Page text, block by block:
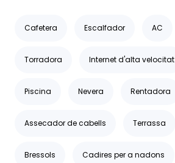
Cafetera Escalfador AC
Torradora Internet d'alta velocitat
Piscina Nevera Rentadora
Assecador de cabells Terrassa
Bressols Cadires per a nadons